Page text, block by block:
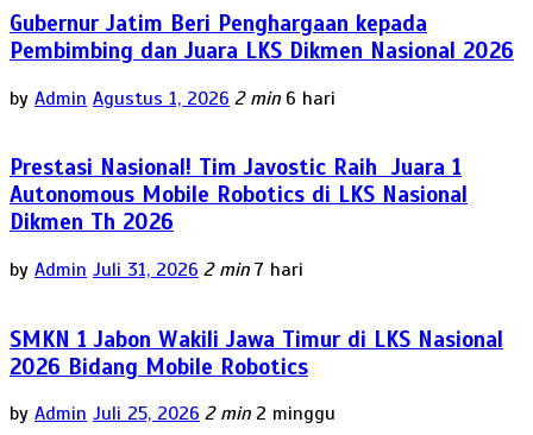
Gubernur Jatim Beri Penghargaan kepada
Pembimbing dan Juara LKS Dikmen Nasional 2026
by Admin Agustus 1, 2026 2 min 6 hari
Prestasi Nasional! Tim Javostic Raih Juara 1
Autonomous Mobile Robotics di LKS Nasional
Dikmen Th 2026
by Admin Juli 31, 2026 2 min 7 hari
SMKN 1 Jabon Wakili Jawa Timur di LKS Nasional
2026 Bidang Mobile Robotics
by Admin Juli 25, 2026 2 min 2 minggu